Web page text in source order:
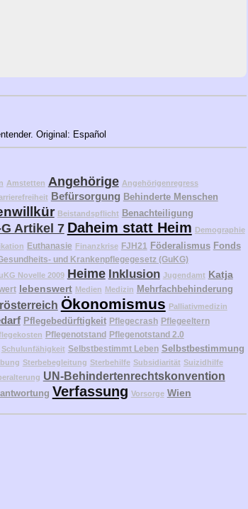
Original: Español
Amstetten Angehörige Angehörigenregress
Befürsorgung Behinderte Menschen
Beistandspflicht Benachteiligung
G Artikel 7 Daheim statt Heim Demographie
Euthanasie Finanzkrise FJH21 Föderalismus Fonds
und Krankenpflegegesetz (GuKG)
Novelle 2009 Heime Inklusion Jugendamt Katja
lebenswert Medien Medizin Mehrfachbehinderung
Ökonomismus Palliativmedizin
Pflegebedürftigkeit Pflegecrash Pflegeeltern
Pflegenotstand Pflegenotstand 2.0
Schulunfähigkeit Selbstbestimmt Leben Selbstbestimmung
Sterbebegleitung Sterbehilfe Subsidiarität Suizidhilfe
UN-Behindertenrechtskonvention
Verfassung Vorsorge Wien